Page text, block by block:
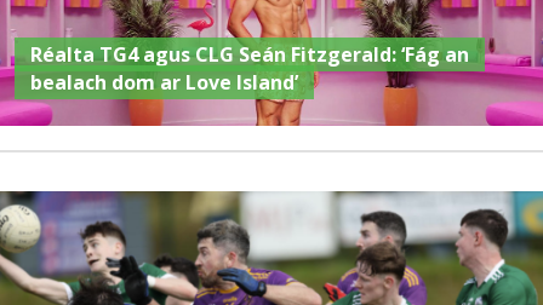
Réalta TG4 agus CLG Seán Fitzgerald: ‘Fág an
bealach dom ar Love Island’